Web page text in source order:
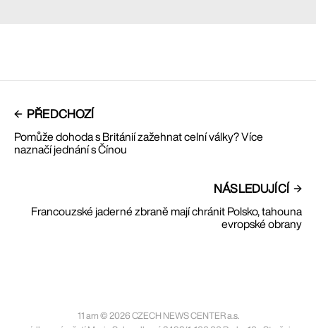
PŘEDCHOZÍ
Pomůže dohoda s Británií zažehnat celní války? Více
naznačí jednání s Čínou
NÁSLEDUJÍCÍ
Francouzské jaderné zbraně mají chránit Polsko, tahouna
evropské obrany
11 am © 2026 CZECH NEWS CENTER a.s.